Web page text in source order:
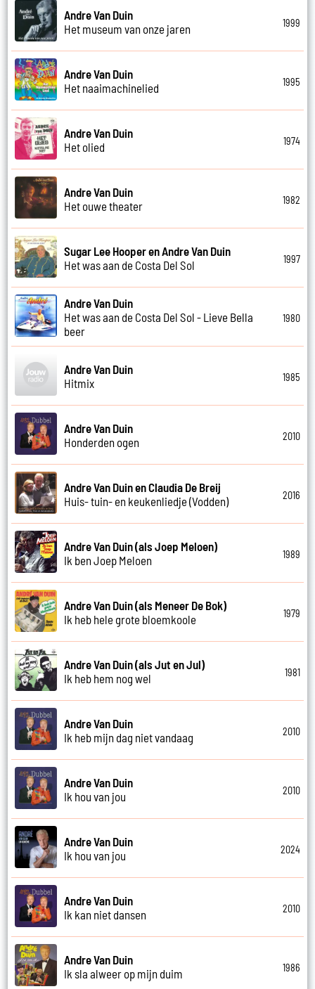
Andre Van Duin
Het museum van onze jaren
1999
Andre Van Duin
Het naaimachinelied
1995
Andre Van Duin
Het olied
1974
Andre Van Duin
Het ouwe theater
1982
Sugar Lee Hooper en Andre Van Duin
Het was aan de Costa Del Sol
1997
Andre Van Duin
Het was aan de Costa Del Sol - Lieve Bella
beer
1980
Andre Van Duin
Hitmix
1985
Andre Van Duin
Honderden ogen
2010
Andre Van Duin en Claudia De Breij
Huis- tuin- en keukenliedje (Vodden)
2016
Andre Van Duin (als Joep Meloen)
Ik ben Joep Meloen
1989
Andre Van Duin (als Meneer De Bok)
Ik heb hele grote bloemkoole
1979
Andre Van Duin (als Jut en Jul)
Ik heb hem nog wel
1981
Andre Van Duin
Ik heb mijn dag niet vandaag
2010
Andre Van Duin
Ik hou van jou
2010
Andre Van Duin
Ik hou van jou
2024
Andre Van Duin
Ik kan niet dansen
2010
Andre Van Duin
Ik sla alweer op mijn duim
1986